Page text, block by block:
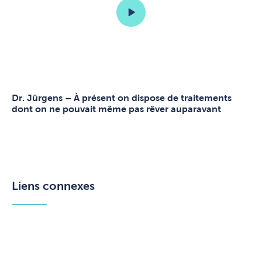
Dr. Jürgens – À présent on dispose de traitements
dont on ne pouvait même pas rêver auparavant
Liens connexes